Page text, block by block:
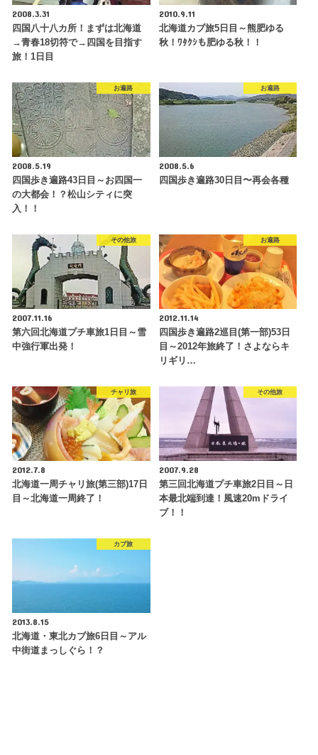
2008.3.31
四国八十八カ所！まずは北海道
→青春18切符で→四国を目指す
旅！1日目
2010.9.11
北海道カブ旅5日目～熊肥ゆる
秋！ﾜﾀｸｼも肥ゆる秋！！
お遍路
2008.5.19
四国歩き遍路43日目～お四国一
の大都会！？松山シティに突
入！！
お遍路
2008.5.6
四国歩き遍路30日目〜再会各種
その他旅
2007.11.16
第六回北海道プチ車旅1日目～雪
中強行軍出発！
お遍路
2012.11.14
四国歩き遍路2巡目(第一部)53日
目～2012年旅終了！さよならキ
リギリ…
チャリ旅
2012.7.8
北海道一周チャリ旅(第三部)17日
目～北海道一周終了！
その他旅
2007.9.28
第三回北海道プチ車旅2日目～日
本最北端到達！風速20mドライ
ブ！！
カブ旅
2013.8.15
北海道・東北カブ旅6日目～アル
中街道まっしぐら！？